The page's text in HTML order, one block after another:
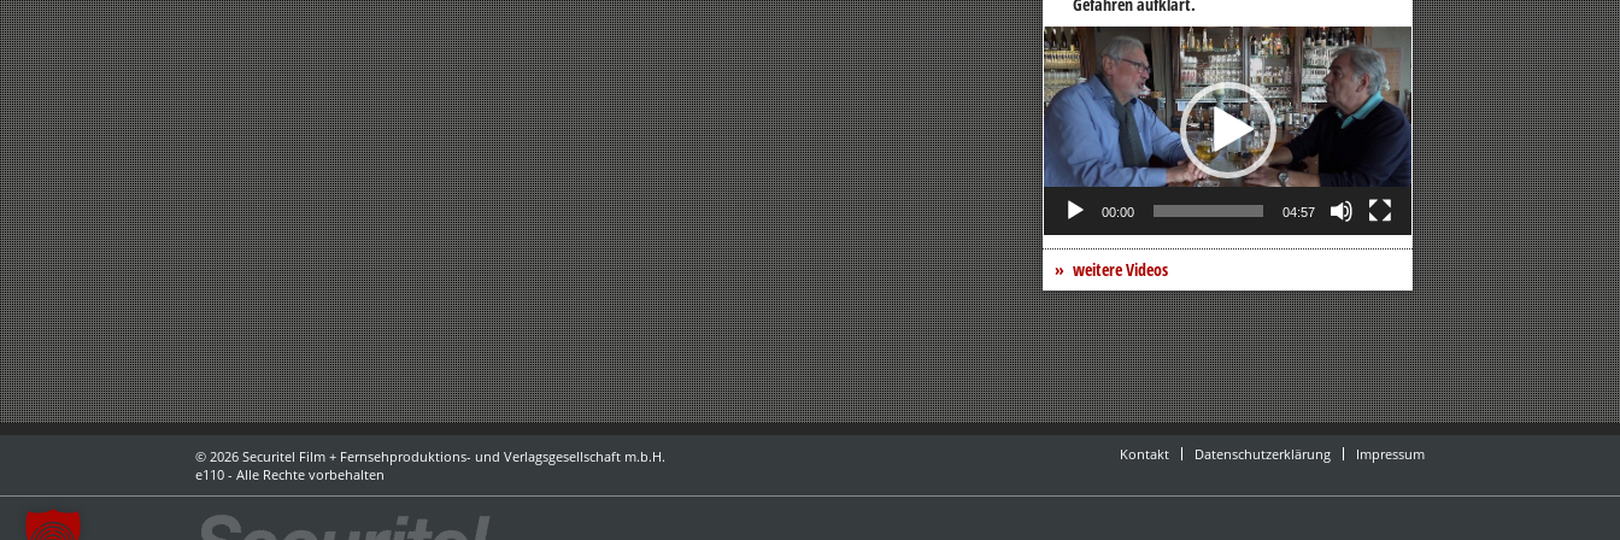
Video-
Player
00:00 04:57
weitere Videos
© 2026 Securitel Film + Fernsehproduktions- und Verlagsgesellschaft m.b.H.
e110 - Alle Rechte vorbehalten
Kontakt Datenschutzerklärung Impressum